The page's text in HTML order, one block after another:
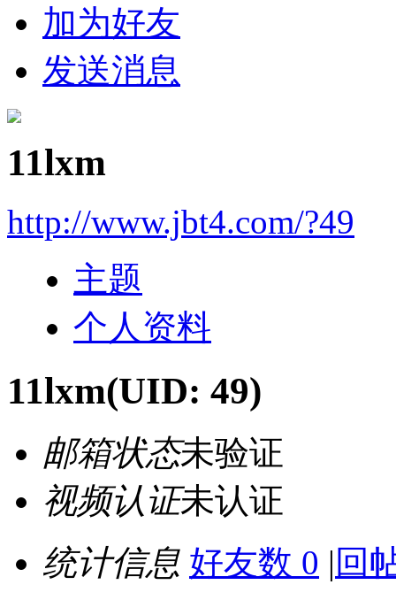
加为好友
发送消息
11lxm
http://www.jbt4.com/?49
主题
个人资料
11lxm(UID: 49)
邮箱状态未验证
视频认证未认证
统计信息 好友数 0 | 回